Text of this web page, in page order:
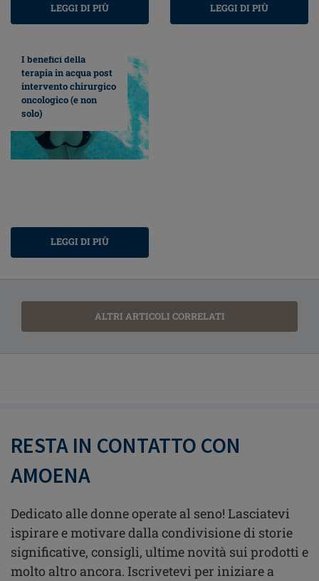
LEGGI DI PIÙ LEGGI DI PIÙ
I benefici della
terapia in acqua post
intervento chirurgico
oncologico (e non
solo)
LEGGI DI PIÙ
ALTRI ARTICOLI CORRELATI
RESTA IN CONTATTO CON
AMOENA
Dedicato alle donne operate al seno! Lasciatevi
ispirare e motivare dalla condivisione di storie
significative, consigli, ultime novità sui prodotti e
molto altro ancora. Iscrivetevi per iniziare a